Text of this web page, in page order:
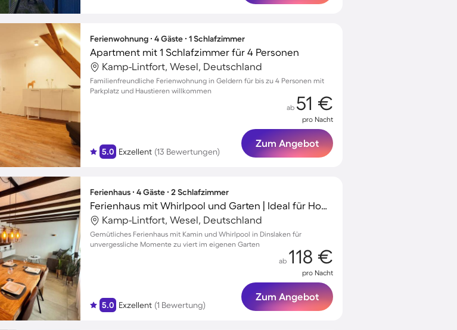
Ferienwohnung ∙ 4 Gäste ∙ 1 Schlafzimmer
Apartment mit 1 Schlafzimmer für 4 Personen
Kamp-Lintfort, Wesel, Deutschland
Familienfreundliche Ferienwohnung in Geldern für bis zu 4 Personen mit
Parkplatz und Haustieren willkommen
5.0 Exzellent (13 Bewertungen)
ab 51 €
pro Nacht
Zum Angebot
Ferienhaus ∙ 4 Gäste ∙ 2 Schlafzimmer
Ferienhaus mit Whirlpool und Garten | Ideal für Homeoffice
Kamp-Lintfort, Wesel, Deutschland
Gemütliches Ferienhaus mit Kamin und Whirlpool in Dinslaken für
unvergessliche Momente zu viert im eigenen Garten
5.0 Exzellent (1 Bewertung)
ab 118 €
pro Nacht
Zum Angebot